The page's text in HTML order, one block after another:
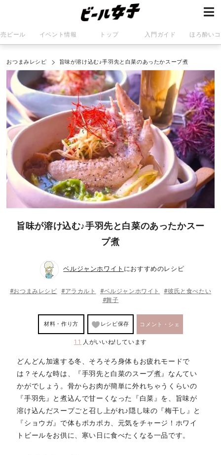
ビール イベント情報 トップ 入門ガイド ほろ酔い
おつまみレシピ 旨味が溶け込む♪手羽先と白菜のあったかスープ煮
旨味が溶け込む♪手羽先と白菜のあったかスー
プ煮
ベルジャンホワイト におすすめのレシピ
#おつまみレシピ #アラカルト #ベルジャンホワイト
#彼氏と食べたい
#舞子
材料・作り方 レシピ保存 コメント・シェ
11 人がいいね!しています
どんどん加速する冬、そろそろ身体もお疲れモードで
は？そんな時は、『手羽先と白菜のスープ煮』なんてい
かがでしょう。骨からお肉が簡単に外れちゃうくらいの
『手羽先』と煮込んで甘ーくなった『白菜』を、旨味が
溶け込んだスープごと召し上がれ♪隠し味の『梅干し』と
『ショウガ』で体もポカポカ、元気をチャージ！ホワイ
トビールをお供に、寒い日に食べたくなる一品です。